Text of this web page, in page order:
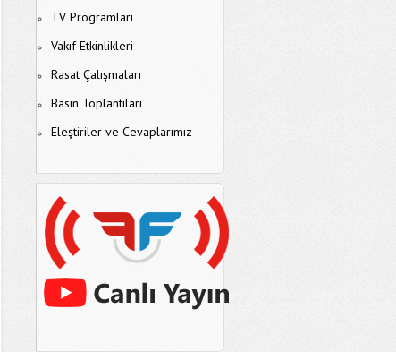
TV Programları
Vakıf Etkinlikleri
Rasat Çalışmaları
Basın Toplantıları
Eleştiriler ve Cevaplarımız